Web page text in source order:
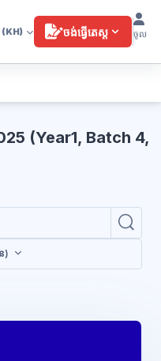
(KH) ចង់ធ្វើតេស្ត ចូល
(Year1, Batch 4,
ស្វែងរក
)